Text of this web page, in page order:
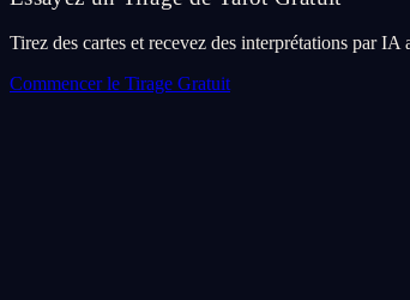
Tirez des cartes et recevez des interprétations par
Commencer le Tirage Gratuit